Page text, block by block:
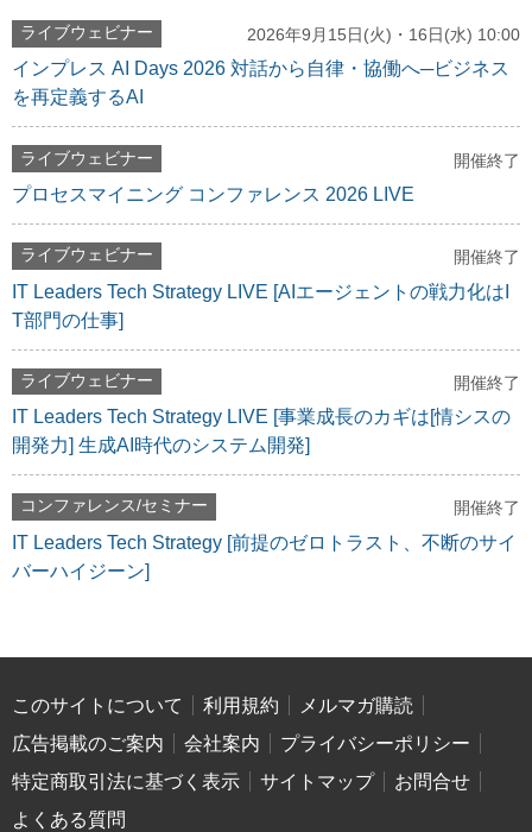
ライブウェビナー 2026年9月15日(火)・16日(水) 10:00
インプレス AI Days 2026 対話から自律・協働へ─ビジネス
を再定義するAI
ライブウェビナー 開催終了
プロセスマイニング コンファレンス 2026 LIVE
ライブウェビナー 開催終了
IT Leaders Tech Strategy LIVE [AIエージェントの戦力化はI
T部門の仕事]
ライブウェビナー 開催終了
IT Leaders Tech Strategy LIVE [事業成長のカギは[情シスの
開発力] 生成AI時代のシステム開発]
コンファレンス/セミナー 開催終了
IT Leaders Tech Strategy [前提のゼロトラスト、不断のサイ
バーハイジーン]
このサイトについて 利用規約
メルマガ購読
広告掲載のご案内
会社案内
プライバシーポリシー
特定商取引法に基づく表示
サイトマップ
お問合せ
よくある質問